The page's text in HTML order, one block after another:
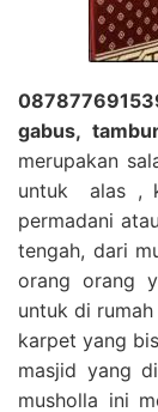
gabus,
merupakan
untuk alas ,
permadani
tengah, dari
orang orang
untuk di
karpet yang
masjid yang
musholla ini